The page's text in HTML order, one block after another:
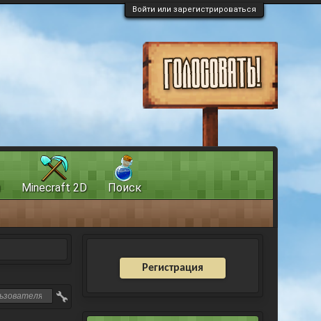
Войти или зарегистрироваться
Регистрация
Minecraft 2D Поиск